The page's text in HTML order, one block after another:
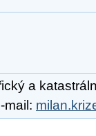
a
mail: